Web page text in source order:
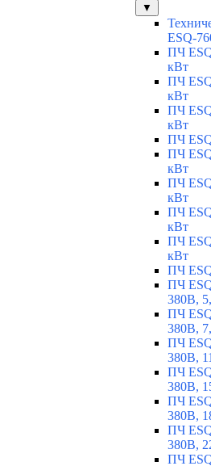
▼
ESQ-
ПЧ
кВт
ПЧ
кВт
ПЧ
кВт
ПЧ
ПЧ
кВт
ПЧ
кВт
ПЧ
кВт
ПЧ
кВт
ПЧ
ПЧ
380В,
ПЧ
380В,
ПЧ
380В,
ПЧ
380В,
ПЧ
380В,
ПЧ
380В,
ПЧ